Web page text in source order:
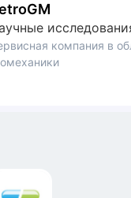
компания в